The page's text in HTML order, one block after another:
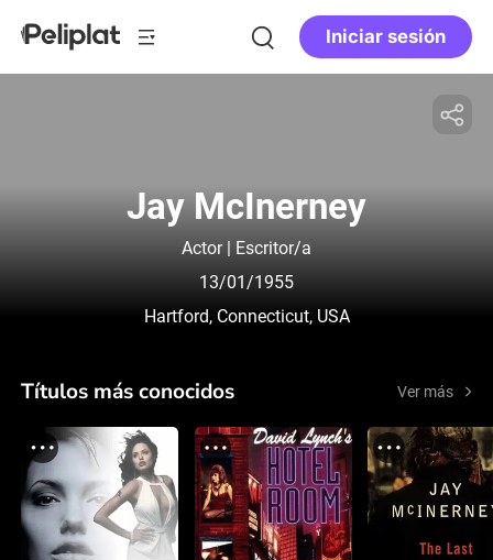
Iniciar sesión
Jay McInerney
Actor | Escritor/a
13/01/1955
Hartford, Connecticut, USA
Títulos más conocidos Ver más